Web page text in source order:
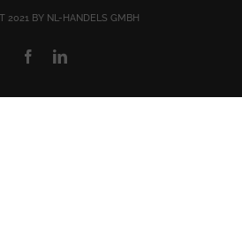
2021 BY NL-HANDELS GMBH
FacebookLinkedIn